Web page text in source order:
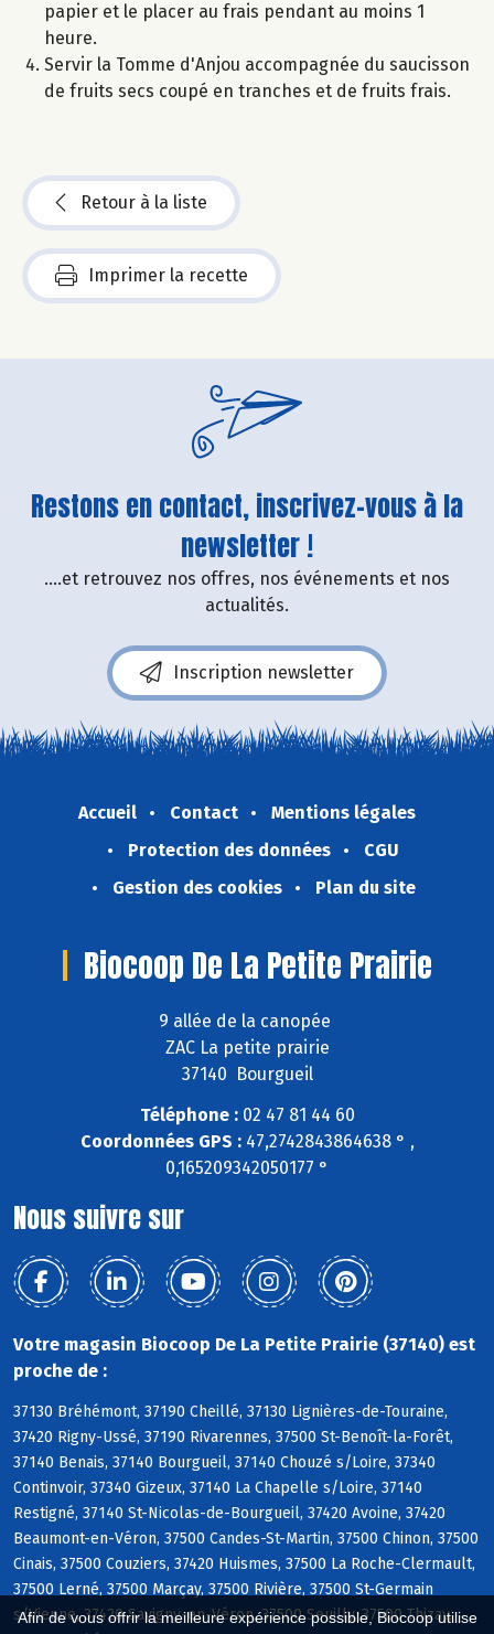
Afin de vous offrir la meilleure expérience possible, Biocoop utilise
papier et le placer au frais pendant au moins 1
heure.
Servir la Tomme d'Anjou accompagnée du saucisson
de fruits secs coupé en tranches et de fruits frais.
Retour à la liste
Imprimer la recette
Restons en contact, inscrivez-vous à la
newsletter !
....et retrouvez nos offres, nos événements et nos
actualités.
Inscription newsletter
Accueil Contact
Mentions légales
Protection des données
CGU
Gestion des cookies
Plan du site
Biocoop De La Petite Prairie
9 allée de la canopée
ZAC La petite prairie
37140 Bourgueil
Téléphone :02 47 81 44 60
Coordonnées GPS :47,2742843864638 ° ,
0,165209342050177 °
Nous suivre sur
Votre magasin Biocoop De La Petite Prairie (37140) est
proche de :
37130 Bréhémont, 37190 Cheillé, 37130 Lignières-de-Touraine,
37420 Rigny-Ussé, 37190 Rivarennes, 37500 St-Benoît-la-Forêt,
37140 Benais, 37140 Bourgueil, 37140 Chouzé s/Loire, 37340
Continvoir, 37340 Gizeux, 37140 La Chapelle s/Loire, 37140
Restigné, 37140 St-Nicolas-de-Bourgueil, 37420 Avoine, 37420
Beaumont-en-Véron, 37500 Candes-St-Martin, 37500 Chinon, 37500
Cinais, 37500 Couziers, 37420 Huismes, 37500 La Roche-Clermault,
37500 Lerné, 37500 Marçay, 37500 Rivière, 37500 St-Germain
s/Vienne, 37420 Savigny-en-Véron, 37500 Seuilly, 37500 Thizay,